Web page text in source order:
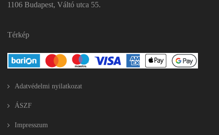
1106 Budapest, Váltó utca 55.
Térkép
Adatvédelmi nyilatkozat
ÁSZF
Impresszum